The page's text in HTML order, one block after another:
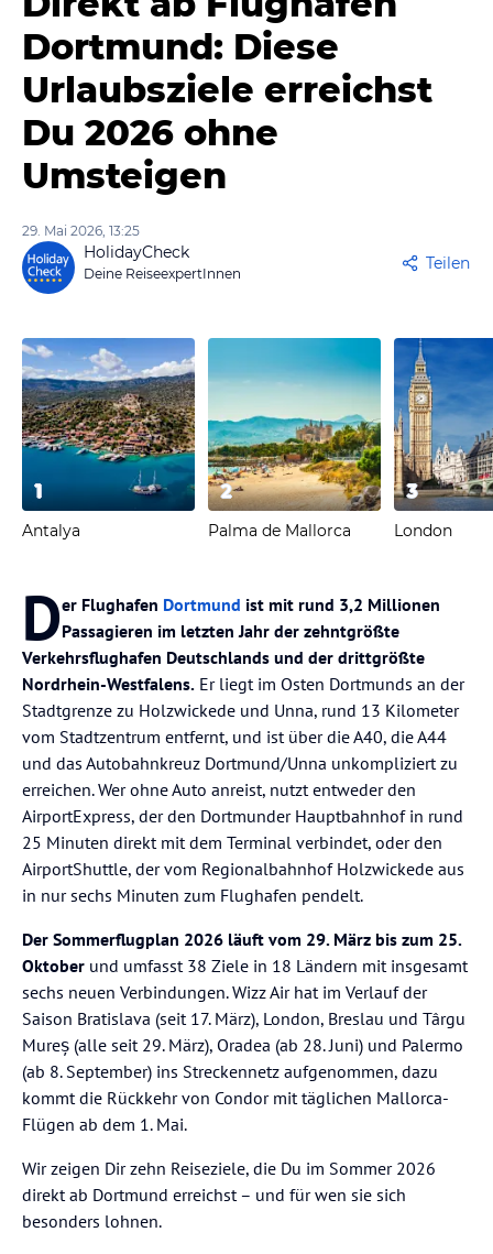
Dortmund: Diese
Urlaubsziele erreichst
Du 2026 ohne
Umsteigen
29. Mai 2026, 13:25
HolidayCheck
Deine ReiseexpertInnen
Teilen
1
Antalya
2
Palma de Mallorca
3
London
Der Flughafen Dortmund ist mit rund 3,2 Millionen
Passagieren im letzten Jahr der zehntgrößte
Verkehrsflughafen Deutschlands und der drittgrößte
Nordrhein-Westfalens. Er liegt im Osten Dortmunds an der
Stadtgrenze zu Holzwickede und Unna, rund 13 Kilometer
vom Stadtzentrum entfernt, und ist über die A40, die A44
und das Autobahnkreuz Dortmund/Unna unkompliziert zu
erreichen. Wer ohne Auto anreist, nutzt entweder den
AirportExpress, der den Dortmunder Hauptbahnhof in rund
25 Minuten direkt mit dem Terminal verbindet, oder den
AirportShuttle, der vom Regionalbahnhof Holzwickede aus
in nur sechs Minuten zum Flughafen pendelt.
Der Sommerflugplan 2026 läuft vom 29. März bis zum 25.
Oktober und umfasst 38 Ziele in 18 Ländern mit insgesamt
sechs neuen Verbindungen. Wizz Air hat im Verlauf der
Saison Bratislava (seit 17. März), London, Breslau und Târgu
Mureș (alle seit 29. März), Oradea (ab 28. Juni) und Palermo
(ab 8. September) ins Streckennetz aufgenommen, dazu
kommt die Rückkehr von Condor mit täglichen Mallorca-
Flügen ab dem 1. Mai.
Wir zeigen Dir zehn Reiseziele, die Du im Sommer 2026
direkt ab Dortmund erreichst – und für wen sie sich
besonders lohnen.